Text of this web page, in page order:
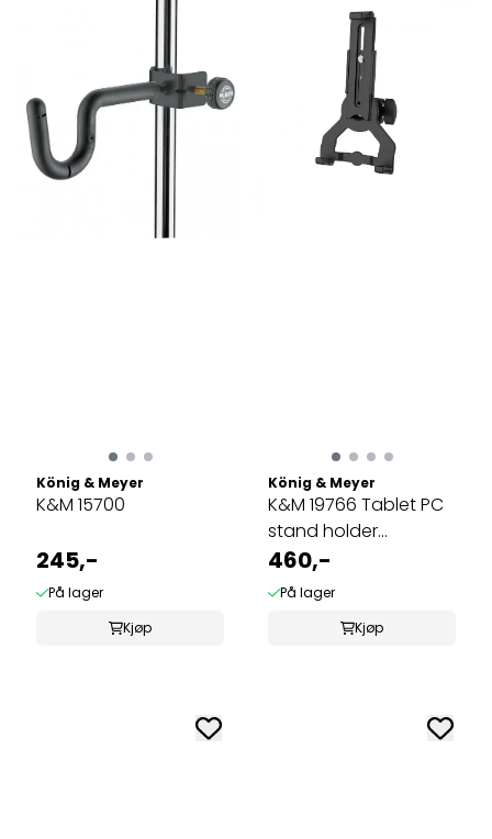
König & Meyer
K&M 15700
245,-
På lager
Kjøp
König & Meyer
K&M 19766 Tablet PC
stand holder
»Biobased«
460,-
På lager
Kjøp